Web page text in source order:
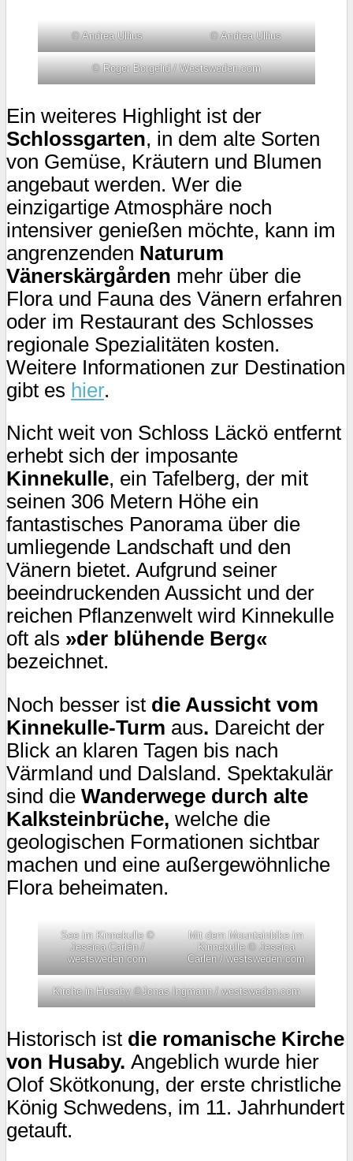
© Andrea Ullius © Andrea Ullius
© Roger Borgelid / Westsweden.com
Ein weiteres Highlight ist der
Schlossgarten, in dem alte Sorten
von Gemüse, Kräutern und Blumen
angebaut werden. Wer die
einzigartige Atmosphäre noch
intensiver genießen möchte, kann im
angrenzenden Naturum
Vänerskärgården mehr über die
Flora und Fauna des Vänern erfahren
oder im Restaurant des Schlosses
regionale Spezialitäten kosten.
Weitere Informationen zur Destination
gibt es hier.
Nicht weit von Schloss Läckö entfernt
erhebt sich der imposante
Kinnekulle, ein Tafelberg, der mit
seinen 306 Metern Höhe ein
fantastisches Panorama über die
umliegende Landschaft und den
Vänern bietet. Aufgrund seiner
beeindruckenden Aussicht und der
reichen Pflanzenwelt wird Kinnekulle
oft als »der blühende Berg«
bezeichnet.
Noch besser ist die Aussicht vom
Kinnekulle-Turm aus. Dareicht der
Blick an klaren Tagen bis nach
Värmland und Dalsland. Spektakulär
sind die Wanderwege durch alte
Kalksteinbrüche, welche die
geologischen Formationen sichtbar
machen und eine außergewöhnliche
Flora beheimaten.
See im Kinnekulle ©
Jessica Carlén /
westsweden.com
Mit dem Mountainbike im
Kinnekulle © Jessica
Carlén / westsweden.com
Kirche in Husaby ©Jonas Ingmann / westsweden.com
Historisch ist die romanische Kirche
von Husaby. Angeblich wurde hier
Olof Skötkonung, der erste christliche
König Schwedens, im 11. Jahrhundert
getauft.